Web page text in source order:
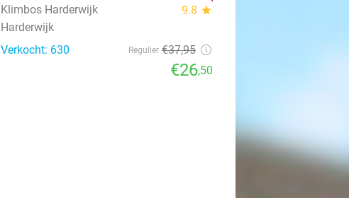
Klimbos Harderwijk 9.8 star
Harderwijk
Verkocht: 630
Regulier €37,95
€26,50